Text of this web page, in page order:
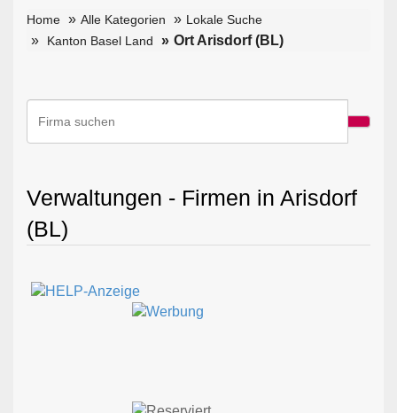
Home Alle Kategorien
Lokale Suche
Kanton Basel Land
Ort Arisdorf (BL)
Verwaltungen - Firmen in Arisdorf
(BL)